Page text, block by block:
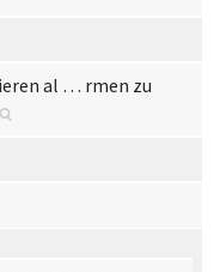
al … rmen zu